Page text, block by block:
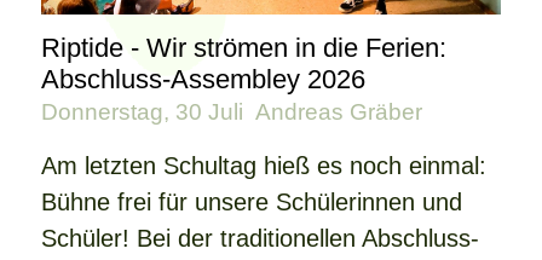
Riptide - Wir strömen in die Ferien:
Abschluss-Assembley 2026
Donnerstag, 30 Juli Andreas Gräber
Am letzten Schultag hieß es noch einmal:
Bühne frei für unsere Schülerinnen und
Schüler! Bei der traditionellen Abschluss-